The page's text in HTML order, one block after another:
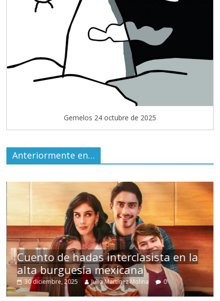
Gemelos 24 octubre de 2025
Anteriormente en…
Cuento de hadas interclasista en la
alta burguesía mexicana
30 diciembre, 2025 Julio Martínez Molina 0